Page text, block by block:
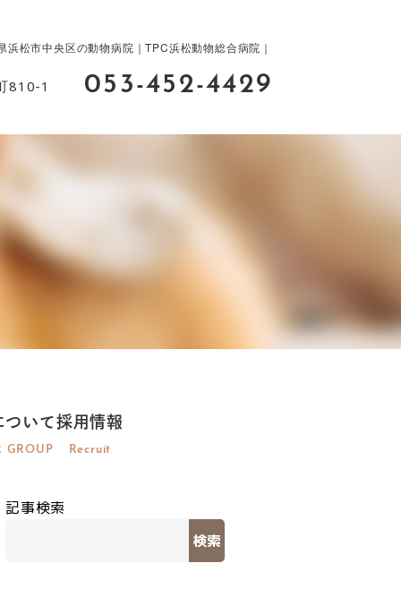
浜松市中央区の動物病院｜TPC浜松動物総合病院｜
810-1 053-452-4429
ついて
GROUP
採用情報
Recruit
記事検索
検索